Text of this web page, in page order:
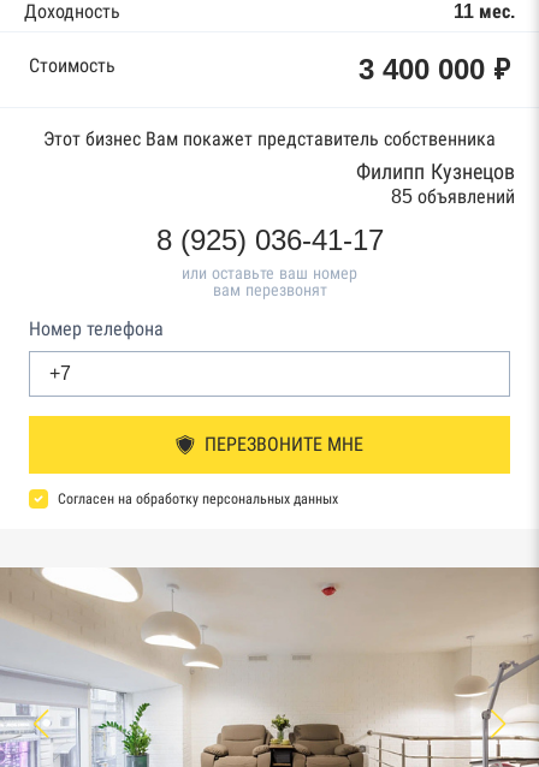
Доходность
11 мес.
Стоимость 3 400 000 ₽
Этот бизнес Вам покажет представитель собственника
Филипп Кузнецов
85 объявлений
8 (925) 036-41-17
или оставьте ваш номер
вам перезвонят
Номер телефона
ПЕРЕЗВОНИТЕ МНЕ
Согласен на обработку персональных данных